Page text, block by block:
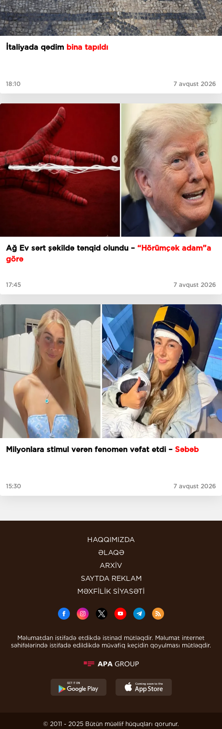
İtaliyada qədim bina tapıldı
18:10 7 avqust 2026
Ağ Ev sərt şəkildə tənqid olundu – “Hörümçək adam”a
görə
17:45 7 avqust 2026
Milyonlara stimul verən fenomen vəfat etdi – Səbəb
15:30 7 avqust 2026
HAQQIMIZDA
ƏLAQƏ
ARXİV
SAYTDA REKLAM
MƏXFİLİK SİYASƏTİ
Məlumatdan istifadə etdikdə istinad mütləqdir. Məlumat internet
səhifələrində istifadə edildikdə müvafiq keçidin qoyulması mütləqdir.
© 2011 - 2025 Bütün müəllif hüquqları qorunur.